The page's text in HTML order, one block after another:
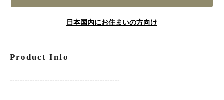
日本国内にお住まいの方向け
Product Info
--------------------------------------------